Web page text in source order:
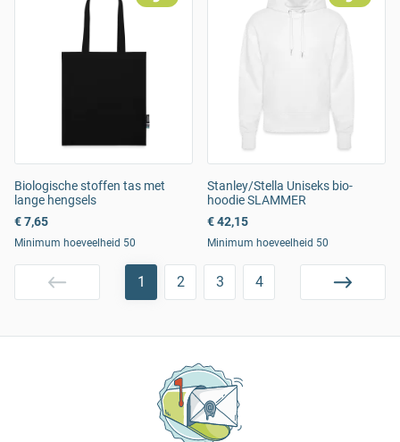
Biologische stoffen tas met
lange hengsels
€ 7,65
Minimum hoeveelheid 50
Stanley/Stella Uniseks bio-
hoodie SLAMMER
€ 42,15
Minimum hoeveelheid 50
1 2 3 4